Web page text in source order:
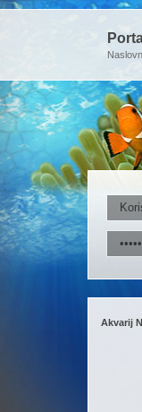
Akvarij